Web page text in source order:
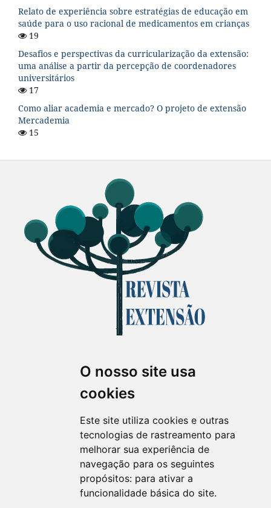
O nosso site usa
cookies
Este site utiliza cookies e outras
tecnologias de rastreamento para
melhorar sua experiência de
navegação para os seguintes
propósitos: para ativar a
funcionalidade básica do site.
Relato de experiência sobre estratégias de educação em
saúde para o uso racional de medicamentos em crianças
19
Desafios e perspectivas da curricularização da extensão:
uma análise a partir da percepção de coordenadores
universitários
17
Como aliar academia e mercado? O projeto de extensão
Mercademia
15
Revista Extensão em Foco
ISSN 2358-7180 (on-line)
revistaextensao@ufpr.br